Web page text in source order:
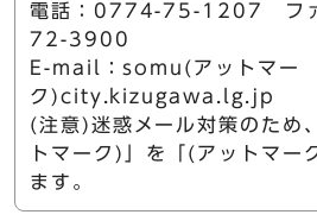
電話：0774-75-1207 フ
72-3900
E-mail：somu(アットマー
ク)city.kizugawa.lg.jp
(注意)迷惑メール対策のため
トマーク)」を「(アットマー
ます。